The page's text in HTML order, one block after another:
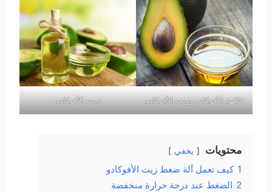
فاكهة الأفوكادو وزيت الأفوكادو زيت الأفوكادو
محتويات يخفي
1 كيف تعمل آلة ضغط زيت الأفوكادو
2 الضغط عند درجة حرارة منخفضة